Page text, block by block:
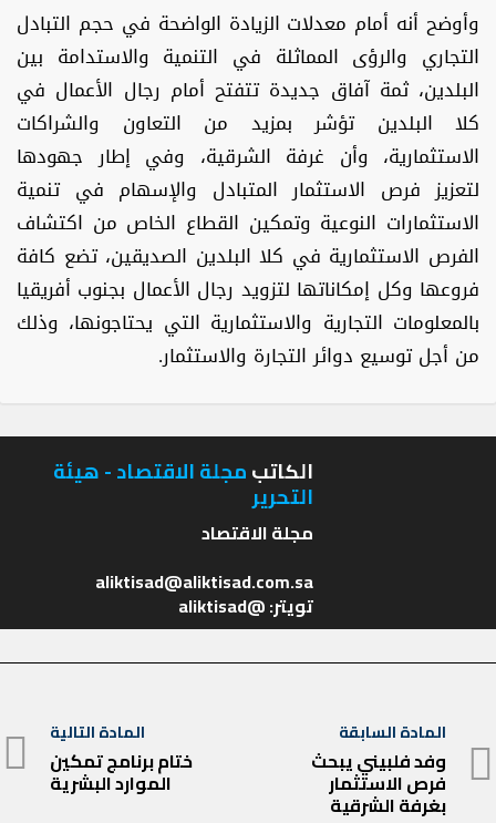
وأوضح أنه أمام معدلات الزيادة الواضحة في حجم التبادل
التجاري والرؤى المماثلة في التنمية والاستدامة بين
البلدين، ثمة آفاق جديدة تتفتح أمام رجال الأعمال في
كلا البلدين تؤشر بمزيد من التعاون والشراكات
الاستثمارية، وأن غرفة الشرقية، وفي إطار جهودها
لتعزيز فرص الاستثمار المتبادل والإسهام في تنمية
الاستثمارات النوعية وتمكين القطاع الخاص من اكتشاف
الفرص الاستثمارية في كلا البلدين الصديقين، تضع كافة
فروعها وكل إمكاناتها لتزويد رجال الأعمال بجنوب أفريقيا
بالمعلومات التجارية والاستثمارية التي يحتاجونها، وذلك
من أجل توسيع دوائر التجارة والاستثمار.
الكاتبمجلة الاقتصاد - هيئة
التحرير
تويتر: @aliktisad
تصفّح
المقالات
المادة السابقة
المادة
السابقة
وفد فلبيني يبحث
فرص الاستثمار
بغرفة الشرقية
المادة التالية
المادة ختام برنامج تمكين
الموارد البشرية